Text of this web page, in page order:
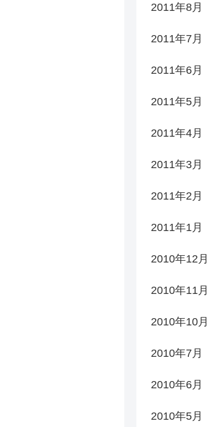
2011年8月
2011年7月
2011年6月
2011年5月
2011年4月
2011年3月
2011年2月
2011年1月
2010年12月
2010年11月
2010年10月
2010年7月
2010年6月
2010年5月